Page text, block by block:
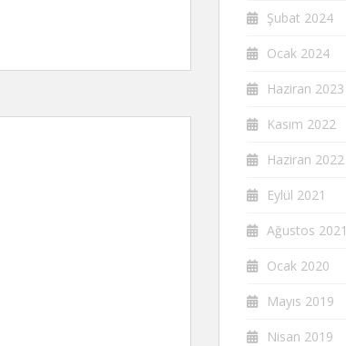
Şubat 2024
Ocak 2024
Haziran 2023
Kasım 2022
Haziran 2022
Eylül 2021
Ağustos 2021
Ocak 2020
Mayıs 2019
Nisan 2019